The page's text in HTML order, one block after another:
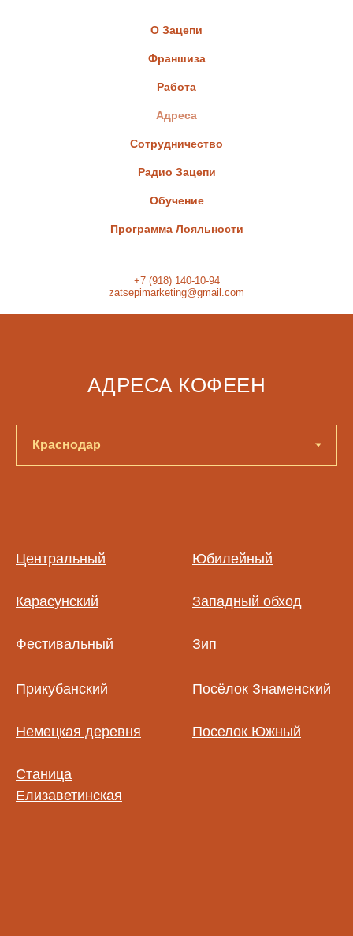
О Зацепи
Франшиза
Работа
Адреса
Сотрудничество
Радио Зацепи
Обучение
Программа Лояльности
+7 (918) 140-10-94
zatsepimarketing@gmail.com
АДРЕСА КОФЕЕН
Центральный
Карасунский
Фестивальный
Юбилейный
Западный обход
Зип
Прикубанский
Немецкая деревня
Станица
Елизаветинская
Посёлок Знаменский
Поселок Южный